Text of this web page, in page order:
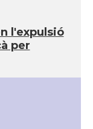
l'expulsió
per